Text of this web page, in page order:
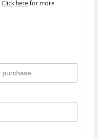
Click herefor more